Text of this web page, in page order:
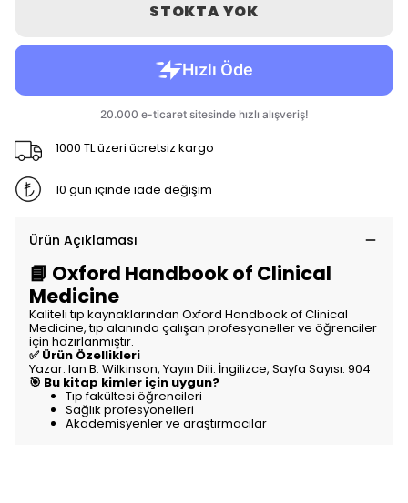
STOKTA YOK
1000 TL üzeri ücretsiz kargo
10 gün içinde iade değişim
Ürün Açıklaması
📘 Oxford Handbook of Clinical
Medicine
Kaliteli tıp kaynaklarından Oxford Handbook of Clinical
Medicine, tıp alanında çalışan profesyoneller ve öğrenciler
için hazırlanmıştır.
✅ Ürün Özellikleri
Yazar: Ian B. Wilkinson, Yayın Dili: İngilizce, Sayfa Sayısı: 904
🎯 Bu kitap kimler için uygun?
Tıp fakültesi öğrencileri
Sağlık profesyonelleri
Akademisyenler ve araştırmacılar